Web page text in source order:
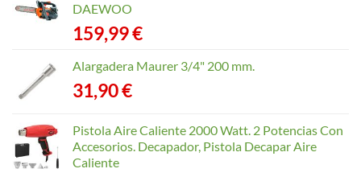
DAEWOO
159,99€
Alargadera Maurer 3/4" 200 mm.
31,90€
Pistola Aire Caliente 2000 Watt. 2 Potencias Con
Accesorios. Decapador, Pistola Decapar Aire
Caliente